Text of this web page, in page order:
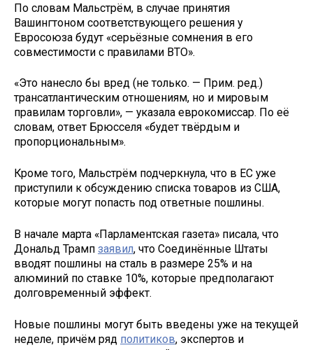
По словам Мальстрём, в случае принятия
Вашингтоном соответствующего решения у
Евросоюза будут «серьёзные сомнения в его
совместимости с правилами ВТО».
«Это нанесло бы вред (не только. — Прим. ред.)
трансатлантическим отношениям, но и мировым
правилам торговли», — указала еврокомиссар. По её
словам, ответ Брюсселя «будет твёрдым и
пропорциональным».
Кроме того, Мальстрём подчеркнула, что в ЕС уже
приступили к обсуждению списка товаров из США,
которые могут попасть под ответные пошлины.
В начале марта «Парламентская газета» писала, что
Дональд Трамп заявил, что Соединённые Штаты
вводят пошлины на сталь в размере 25% и на
алюминий по ставке 10%, которые предполагают
долговременный эффект.
Новые пошлины могут быть введены уже на текущей
неделе, причём ряд политиков, экспертов и